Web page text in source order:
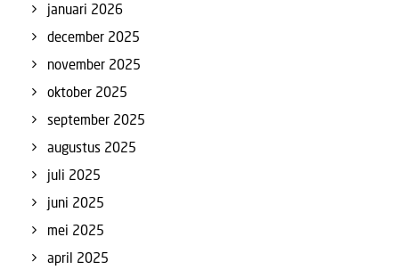
januari 2026
december 2025
november 2025
oktober 2025
september 2025
augustus 2025
juli 2025
juni 2025
mei 2025
april 2025